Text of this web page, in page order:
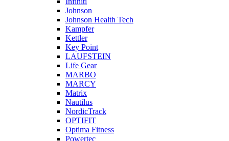
Johnson
Johnson Health Tech
Kampfer
Kettler
Key Point
LAUFSTEIN
Life Gear
MARBO
MARCY
Matrix
Nautilus
NordicTrack
OPTIFIT
Optima Fitness
Powertec